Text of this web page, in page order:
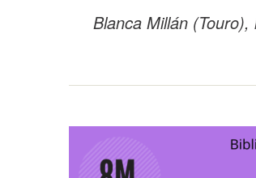
Blanca Millán (Touro),